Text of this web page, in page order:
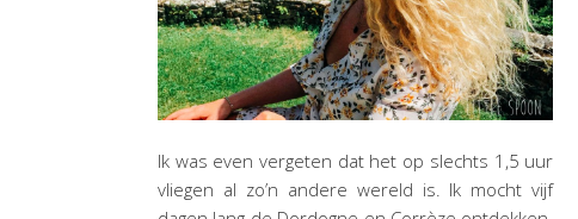
Ik was even vergeten dat het op slechts 1,5 uur
vliegen al zo’n andere wereld is. Ik mocht vijf